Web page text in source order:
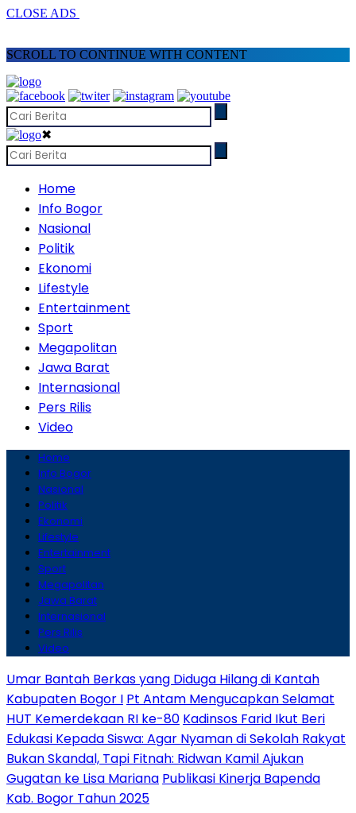
CLOSE ADS
SCROLL TO CONTINUE WITH CONTENT
✖
Home
Info Bogor
Nasional
Politik
Ekonomi
Lifestyle
Entertainment
Sport
Megapolitan
Jawa Barat
Internasional
Pers Rilis
Video
Home
Info Bogor
Nasional
Politik
Ekonomi
Lifestyle
Entertainment
Sport
Megapolitan
Jawa Barat
Internasional
Pers Rilis
Video
Umar Bantah Berkas yang Diduga Hilang di Kantah
Kabupaten Bogor I Pt Antam Mengucapkan Selamat
HUT Kemerdekaan RI ke-80 Kadinsos Farid Ikut Beri
Edukasi Kepada Siswa: Agar Nyaman di Sekolah Rakyat
Bukan Skandal, Tapi Fitnah: Ridwan Kamil Ajukan
Gugatan ke Lisa Mariana Publikasi Kinerja Bapenda
Kab. Bogor Tahun 2025